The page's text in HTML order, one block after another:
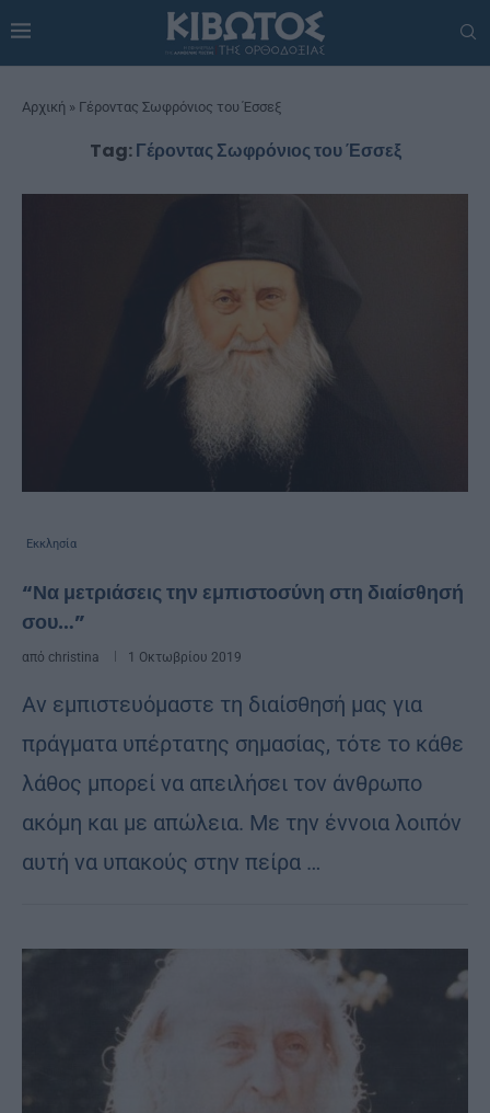
Αρχική » Γέροντας Σωφρόνιος του Έσσεξ
Tag:Γέροντας Σωφρόνιος του Έσσεξ
Εκκλησία
“Να μετριάσεις την εμπιστοσύνη στη διαίσθησή
σου…”
από christina 1 Οκτωβρίου 2019
Αν εμπιστευόμαστε τη διαίσθησή μας για
πράγματα υπέρτατης σημασίας, τότε το κάθε
λάθος μπορεί να απειλήσει τον άνθρωπο
ακόμη και με απώλεια. Με την έννοια λοιπόν
αυτή να υπακούς στην πείρα …